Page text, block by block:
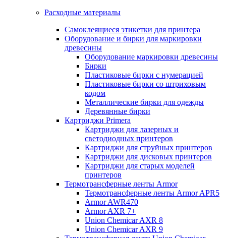
Расходные материалы
Самоклеящиеся этикетки для принтера
Оборудование и бирки для маркировки
древесины
Оборудование маркировки древесины
Бирки
Пластиковые бирки с нумерацией
Пластиковые бирки со штриховым
кодом
Металлические бирки для одежды
Деревянные бирки
Картриджи Primera
Картриджи для лазерных и
светодиодных принтеров
Картриджи для струйных принтеров
Картриджи для дисковых принтеров
Картриджи для старых моделей
принтеров
Термотрансферные ленты Armor
Термотрансферные ленты Armor APR5
Armor AWR470
Armor AXR 7+
Union Chemicar AXR 8
Union Chemicar AXR 9